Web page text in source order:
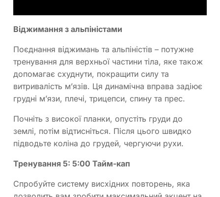
Віджимання з альпіністами
Поєднання віджимань та альпіністів – потужне
тренування для верхньої частини тіла, яке також
допомагає схуднути, покращити силу та
витривалість м’язів. Ця динамічна вправа задіює
грудні м’язи, плечі, трицепси, спину та прес.
Почніть з високої планки, опустіть груди до
землі, потім відтисніться. Після цього швидко
підводьте коліна до грудей, чергуючи рухи.
Тренування 5: 5:00 Тайм-кап
Спробуйте систему висхідних повторень, яка